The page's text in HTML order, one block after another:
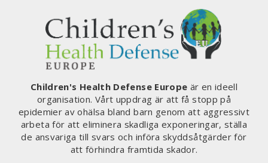
Children's Health Defense Europe är en ideell
organisation. Vårt uppdrag är att få stopp på
epidemier av ohälsa bland barn genom att aggressivt
arbeta för att eliminera skadliga exponeringar, ställa
de ansvariga till svars och införa skyddsåtgärder för
att förhindra framtida skador.